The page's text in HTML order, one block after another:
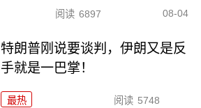
阅读 6897 08-04
特朗普刚说要谈判，伊朗又是反
手就是一巴掌！
最热 阅读 5748